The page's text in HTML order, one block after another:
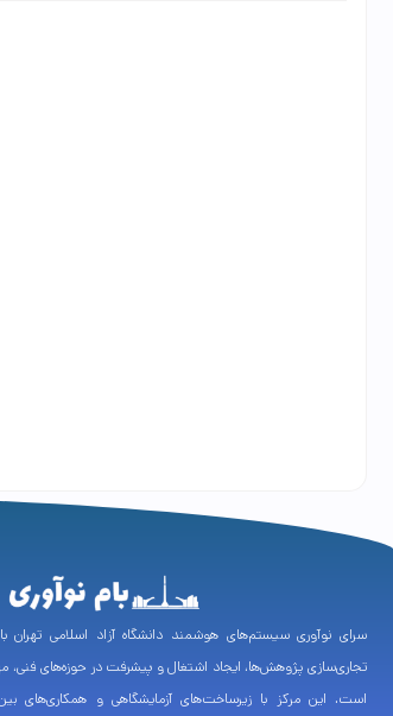
سرای نوآوری سیستم‌های هوشمند دانشگاه آزاد اسلامی
تجاری‌سازی پژوهش‌ها، ایجاد اشتغال و پیشرفت در حوزه‌های
است. این مرکز با زیرساخت‌های آزمایشگاهی و همکاری‌های